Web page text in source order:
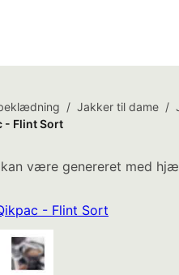
/ Jakker til dame /
- Flint Sort
være genereret med